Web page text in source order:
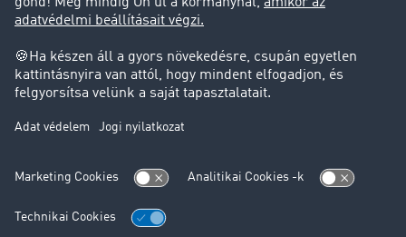
Adatvédelem
süti-beállítások
Támogatás